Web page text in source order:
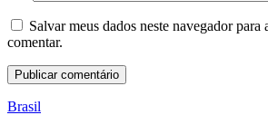
Salvar meus dados neste navegador
comentar.
Brasil